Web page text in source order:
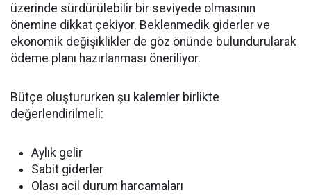
üzerinde sürdürülebilir bir seviyede olmasının
önemine dikkat çekiyor. Beklenmedik giderler ve
ekonomik değişiklikler de göz önünde bulundurularak
ödeme planı hazırlanması öneriliyor.
Bütçe oluştururken şu kalemler birlikte
değerlendirilmeli:
Aylık gelir
Sabit giderler
Olası acil durum harcamaları